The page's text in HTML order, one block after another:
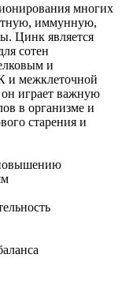
многих
иммунную,
Цинк является
сотен
и
и межклеточной
он играет важную
в организме и
старения и